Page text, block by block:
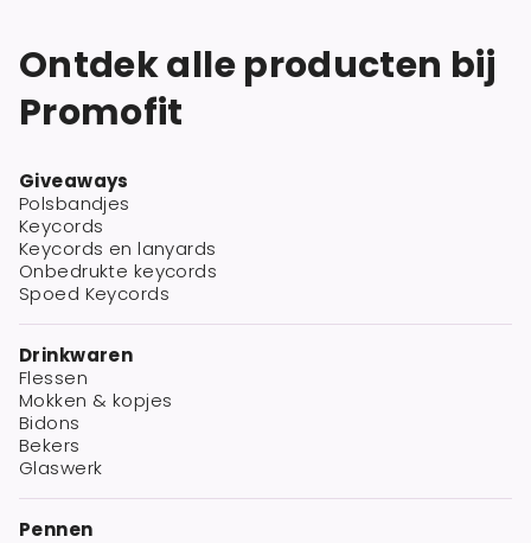
Ontdek alle producten bij
Promofit
Giveaways
Polsbandjes
Keycords
Keycords en lanyards
Onbedrukte keycords
Spoed Keycords
Drinkwaren
Flessen
Mokken & kopjes
Bidons
Bekers
Glaswerk
Pennen